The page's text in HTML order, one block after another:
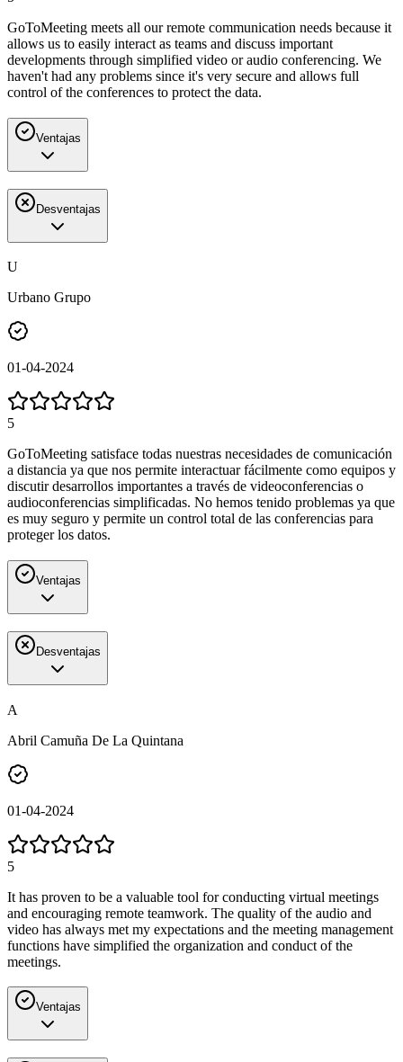
GoToMeeting meets all our remote communication needs because it
allows us to easily interact as teams and discuss important
developments through simplified video or audio conferencing. We
haven't had any problems since it's very secure and allows full
control of the conferences to protect the data.
Ventajas
Desventajas
U
Urbano Grupo
01-04-2024
5
GoToMeeting satisface todas nuestras necesidades de comunicación
a distancia ya que nos permite interactuar fácilmente como equipos y
discutir desarrollos importantes a través de videoconferencias o
audioconferencias simplificadas. No hemos tenido problemas ya que
es muy seguro y permite un control total de las conferencias para
proteger los datos.
Ventajas
Desventajas
A
Abril Camuña De La Quintana
01-04-2024
5
It has proven to be a valuable tool for conducting virtual meetings
and encouraging remote teamwork. The quality of the audio and
video has always met my expectations and the meeting management
functions have simplified the organization and conduct of the
meetings.
Ventajas